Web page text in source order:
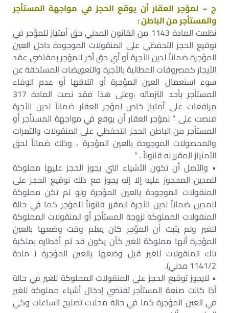
ج – لمؤجر العقار أن يوقع الحجز في مواجهة المستأجر
والمستأجر من الباطن :
نظمت المادة 1143 من القانون المدني حق أمتياز للمؤجر في
توقيع الحجز التحفظي على المنقولات الموجودة داخل العين
المؤجرة ضماناٌ لدين الأجرة أو أي حق أخر للمؤجر بمقتضى عقد
الأيجار كمصروفات المطالبة بالأجرة والتعويضات المستحقة عن
سوء اسنعمال العين المؤجرة أو اتلافها أو عدم الوفاء
المستأجر بأحد التزماته ،وعلى هذا فقد نصت المادة 317
مرافعات على أمتياز خاص لمؤجر العقار ضمانآ لدين الأجرة
فنصت على ” لمؤجر العقار أن يوقع في مواجهة المستأجر أو
المستأجر من الباطن الحجز التحفظي على المنقولات والثمرات
والمحصولات الموجودة بالعين المؤجرة ، وذلك ضماناٌ لحق
الأمتياز المقرر له قانوناٌ . ”
• والأصل أن تكون الأشياء التي يجوز الحجز عليها مملوكة
للمدين المحجوز عليه إلا إنه يجوز مع ذلك توقيع الحجز على
المنقولات الموجودة بالعين المؤجرة ولو لم تكن مملوكة
للمدين ضماناٌ لدين الأجرة المقرر قانوناٌ للمؤجر كما في حالة
المنقولات المملوكة لزوجة المستأجر أو المنقولات المملوكة
للغير ولم يثبت أن المؤجر كان يعلم وقت وضعها بالعين
المؤجرة أنها مملوكة للغير كأن يكون قد تم أخطاره بملكية
تلك المنقولات للغير قبل وضعها بالعين المؤجرة ( مادة
1141/2 مدني).
• لايجوز توقيع الحجز على المنقولات المملوكة للغير في حالة
أذا كانت صنعة المستأجر تقتضي إدخال أشياء مملوكة للغير
في العين المؤجرة كما في حالة محلات تصليح الساعات وكي